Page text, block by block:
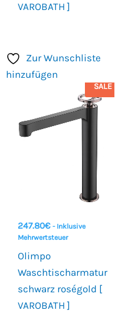
VAROBATH ]
Zur Wunschliste
hinzufügen
SALE
247.80€ - Inklusive
Mehrwertsteuer
Olimpo
Waschtischarmatur
schwarz roségold [
VAROBATH ]